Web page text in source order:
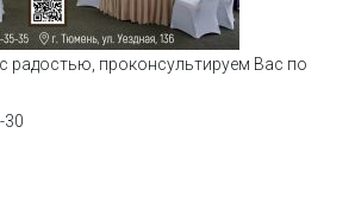
радостью, проконсультируем Вас по
30